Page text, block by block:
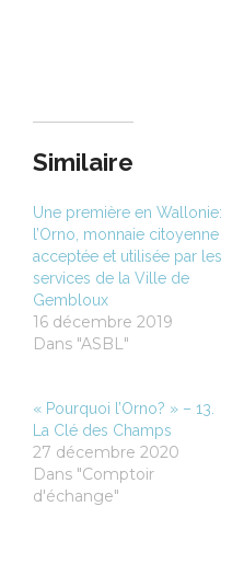
Similaire
Une première en Wallonie:
l’Orno, monnaie citoyenne
acceptée et utilisée par les
services de la Ville de
Gembloux
16 décembre 2019
Dans "ASBL"
« Pourquoi l’Orno? » – 13.
La Clé des Champs
27 décembre 2020
Dans "Comptoir
d'échange"